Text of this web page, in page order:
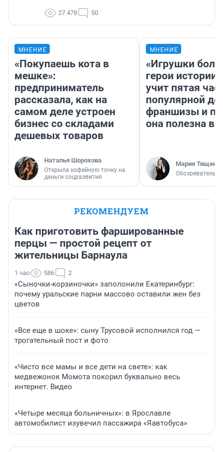
27 478 50
МНЕНИЕ
«Покупаешь кота в
мешке»:
предприниматель
рассказала, как на
самом деле устроен
бизнес со складами
дешевых товаров
Наталья Шорохова
Открыла кофейную точку на
деньги соцразвития
МНЕНИЕ
«Игрушки
герои
учит пятая
популярной
франшизы и
она полезна
Мария Тищенко
Обозреватель
РЕКОМЕНДУЕМ
Как приготовить фаршированные
перцы — простой рецепт от
жительницы Барнаула
1 час 586 2
«Сыночки-корзиночки» заполонили Екатеринбург:
почему уральские парни массово оставили жен без
цветов
«Все еще в шоке»: сыну Трусовой исполнился год —
трогательный пост и фото
«Чисто все мамы и все дети на свете»: как
медвежонок Момота покорил буквально весь
интернет. Видео
«Четыре месяца больничных»: в Ярославле
автомобилист изувечил пассажира «Яавтобуса»